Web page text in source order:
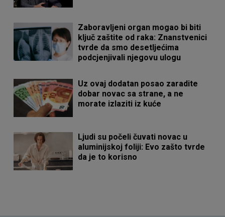
Zaboravljeni organ mogao bi biti
ključ zaštite od raka: Znanstvenici
tvrde da smo desetljećima
podcjenjivali njegovu ulogu
Uz ovaj dodatan posao zaradite
dobar novac sa strane, a ne
morate izlaziti iz kuće
Ljudi su počeli čuvati novac u
aluminijskoj foliji: Evo zašto tvrde
da je to korisno